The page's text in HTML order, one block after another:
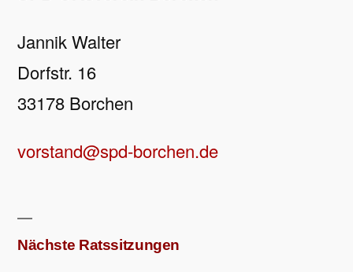
Jannik Walter
Dorfstr. 16
33178 Borchen
vorstand@spd-borchen.de
Nächste Ratssitzungen